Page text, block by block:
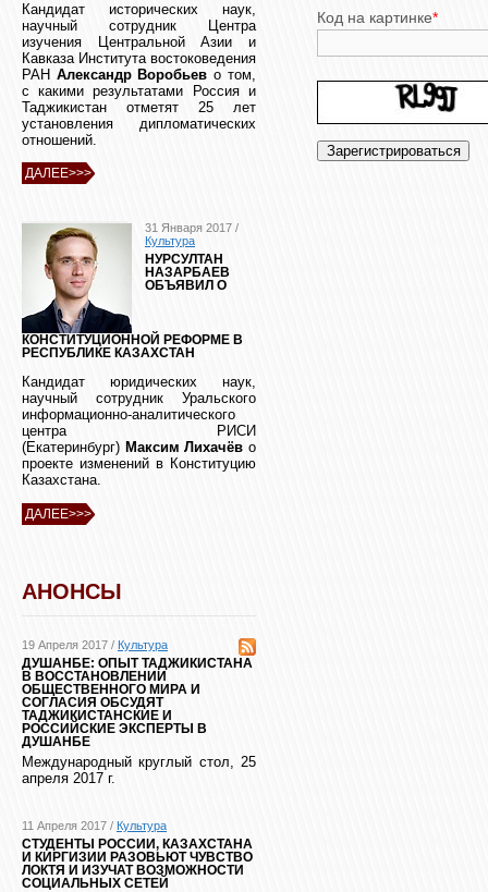
Кандидат исторических наук,
научный сотрудник Центра
изучения Центральной Азии и
Кавказа Института востоковедения
РАН Александр Воробьев о том,
с какими результатами Россия и
Таджикистан отметят 25 лет
установления дипломатических
отношений.
ДАЛЕЕ>>>
31 Января 2017 /
Культура
НУРСУЛТАН
НАЗАРБАЕВ
ОБЪЯВИЛ О
КОНСТИТУЦИОННОЙ РЕФОРМЕ В
РЕСПУБЛИКЕ КАЗАХСТАН
Кандидат юридических наук,
научный сотрудник Уральского
информационно-аналитического
центра РИСИ
(Екатеринбург) Максим Лихачёв о
проекте изменений в Конституцию
Казахстана.
ДАЛЕЕ>>>
АНОНСЫ
19 Апреля 2017 / Культура
ДУШАНБЕ: ОПЫТ ТАДЖИКИСТАНА
В ВОССТАНОВЛЕНИИ
ОБЩЕСТВЕННОГО МИРА И
СОГЛАСИЯ ОБСУДЯТ
ТАДЖИКИСТАНСКИЕ И
РОССИЙСКИЕ ЭКСПЕРТЫ В
ДУШАНБЕ
Международный круглый стол, 25
апреля 2017 г.
11 Апреля 2017 / Культура
СТУДЕНТЫ РОССИИ, КАЗАХСТАНА
И КИРГИЗИИ РАЗОВЬЮТ ЧУВСТВО
ЛОКТЯ И ИЗУЧАТ ВОЗМОЖНОСТИ
СОЦИАЛЬНЫХ СЕТЕЙ
Код на картинке*